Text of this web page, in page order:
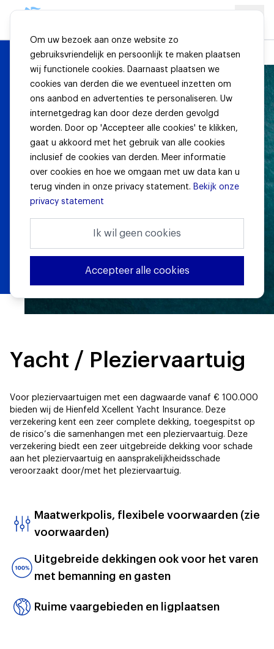
Om uw bezoek aan onze website zo
gebruiksvriendelijk en persoonlijk te maken plaatsen
wij functionele cookies. Daarnaast plaatsen we
cookies van derden die we eventueel inzetten om
ons aanbod en advertenties te personaliseren. Uw
internetgedrag kan door deze derden gevolgd
worden. Door op 'Accepteer alle cookies' te klikken,
gaat u akkoord met het gebruik van alle cookies
inclusief de cookies van derden. Meer informatie
over cookies en hoe we omgaan met uw data kan u
terug vinden in onze privacy statement. Bekijk onze
privacy statement
Ik wil geen cookies
Accepteer alle cookies
Yacht / Pleziervaartuig
Voor pleziervaartuigen met een dagwaarde vanaf € 100.000
bieden wij de Hienfeld Xcellent Yacht Insurance. Deze
verzekering kent een zeer complete dekking, toegespitst op
de risico’s die samenhangen met een pleziervaartuig. Deze
verzekering biedt een zeer uitgebreide dekking voor schade
aan het pleziervaartuig en aansprakelijkheidsschade
veroorzaakt door/met het pleziervaartuig.
Maatwerkpolis, flexibele voorwaarden (zie
voorwaarden)
Uitgebreide dekkingen ook voor het varen
met bemanning en gasten
Ruime vaargebieden en ligplaatsen